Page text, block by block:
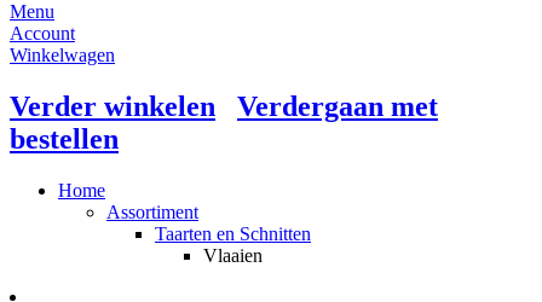
Menu
Account
Winkelwagen
Verder winkelen
Verdergaan met
bestellen
Home
Assortiment
Taarten en Schnitten
Vlaaien